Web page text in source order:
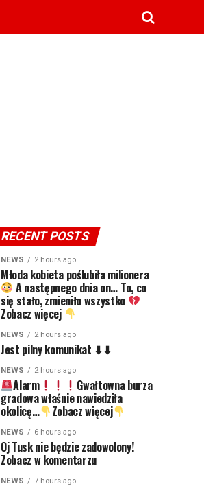
RECENT POSTS
NEWS 2 hours ago
Młoda kobieta poślubiła milionera
A następnego dnia on… To, co
się stało, zmieniło wszystko
Zobacz więcej
NEWS 2 hours ago
Jest pilny komunikat ⬇⬇
NEWS 2 hours ago
Alarm Gwałtowna burza
gradowa właśnie nawiedziła
okolicę… Zobacz więcej
NEWS 6 hours ago
Oj Tusk nie będzie zadowolony!
Zobacz w komentarzu
NEWS 7 hours ago